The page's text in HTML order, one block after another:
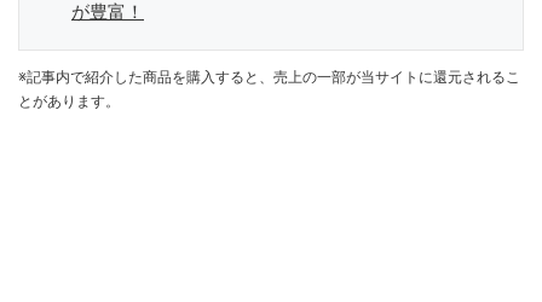
が豊富！
※記事内で紹介した商品を購入すると、売上の一部が当サイトに還元されるこ
とがあります。